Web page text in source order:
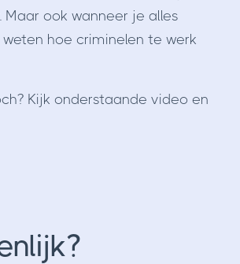
ook wanneer je alles
hoe criminelen te werk
Kijk onderstaande video en